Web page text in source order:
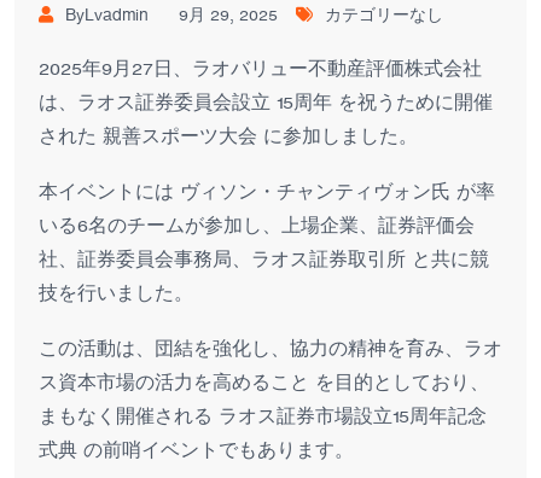
ByLvadmin 9月 29, 2025 カテゴリーなし
2025年9月27日、ラオバリュー不動産評価株式会社
は、ラオス証券委員会設立 15周年 を祝うために開催
された 親善スポーツ大会 に参加しました。
本イベントには ヴィソン・チャンティヴォン氏 が率
いる6名のチームが参加し、上場企業、証券評価会
社、証券委員会事務局、ラオス証券取引所 と共に競
技を行いました。
この活動は、団結を強化し、協力の精神を育み、ラオ
ス資本市場の活力を高めること を目的としており、
まもなく開催される ラオス証券市場設立15周年記念
式典 の前哨イベントでもあります。